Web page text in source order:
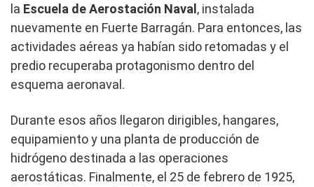
la Escuela de Aerostación Naval, instalada
nuevamente en Fuerte Barragán. Para entonces, las
actividades aéreas ya habían sido retomadas y el
predio recuperaba protagonismo dentro del
esquema aeronaval.
Durante esos años llegaron dirigibles, hangares,
equipamiento y una planta de producción de
hidrógeno destinada a las operaciones
aerostáticas. Finalmente, el 25 de febrero de 1925,